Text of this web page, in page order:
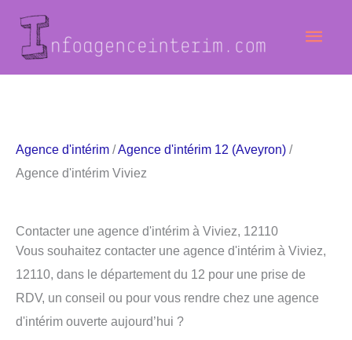
contenu
Agence d'intérim /Agence d'intérim 12 (Aveyron) /
Agence d'intérim Viviez
Contacter une agence d'intérim à Viviez, 12110
Vous souhaitez contacter une agence d'intérim à Viviez,
12110, dans le département du 12 pour une prise de
RDV, un conseil ou pour vous rendre chez une agence
d'intérim ouverte aujourd’hui ?